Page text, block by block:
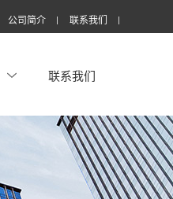
公司简介 联系我们
联系我们